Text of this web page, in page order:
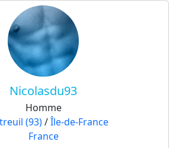
Nicolasdu93
Homme
(93)/Île-de-France
France